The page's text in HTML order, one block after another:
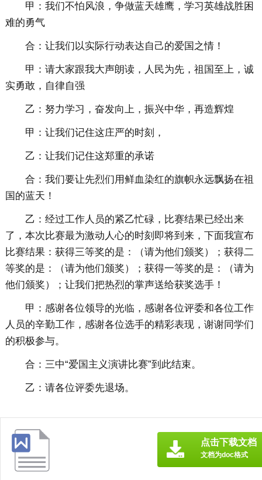
甲：我们不怕风浪，争做蓝天雄鹰，学习英雄战胜困
难的勇气
合：让我们以实际行动表达自己的爱国之情！
甲：请大家跟我大声朗读，人民为先，祖国至上，诚
实勇敢，自律自强
乙：努力学习，奋发向上，振兴中华，再造辉煌
甲：让我们记住这庄严的时刻，
乙：让我们记住这郑重的承诺
合：我们要让先烈们用鲜血染红的旗帜永远飘扬在祖
国的蓝天！
乙：经过工作人员的紧乙忙碌，比赛结果已经出来
了，本次比赛最为激动人心的时刻即将到来，下面我宣布
比赛结果：获得三等奖的是：（请为他们颁奖）；获得二
等奖的是：（请为他们颁奖）；获得一等奖的是：（请为
他们颁奖）；让我们把热烈的掌声送给获奖选手！
甲：感谢各位领导的光临，感谢各位评委和各位工作
人员的辛勤工作，感谢各位选手的精彩表现，谢谢同学们
的积极参与。
合：三中“爱国主义演讲比赛”到此结束。
乙：请各位评委先退场。
点击下载文档
文档为doc格式